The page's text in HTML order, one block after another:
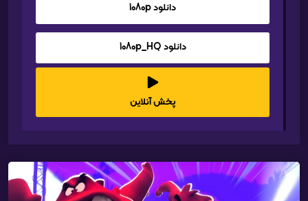
دانلود 1080p
دانلود 1080p_HQ
پخش آنلاین